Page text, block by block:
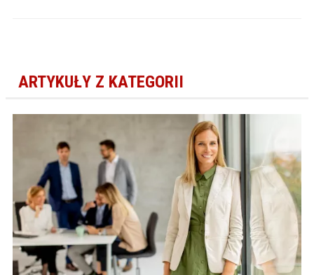
ARTYKUŁY Z KATEGORII